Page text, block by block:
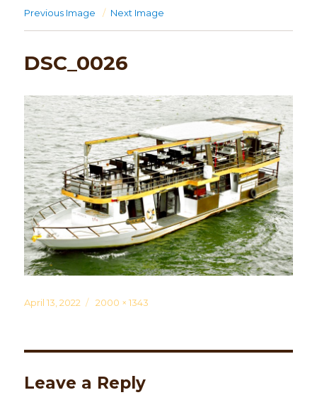
Previous Image Next Image
DSC_0026
Posted
April 13, 2022
Full
2000 × 1343
Leave a Reply